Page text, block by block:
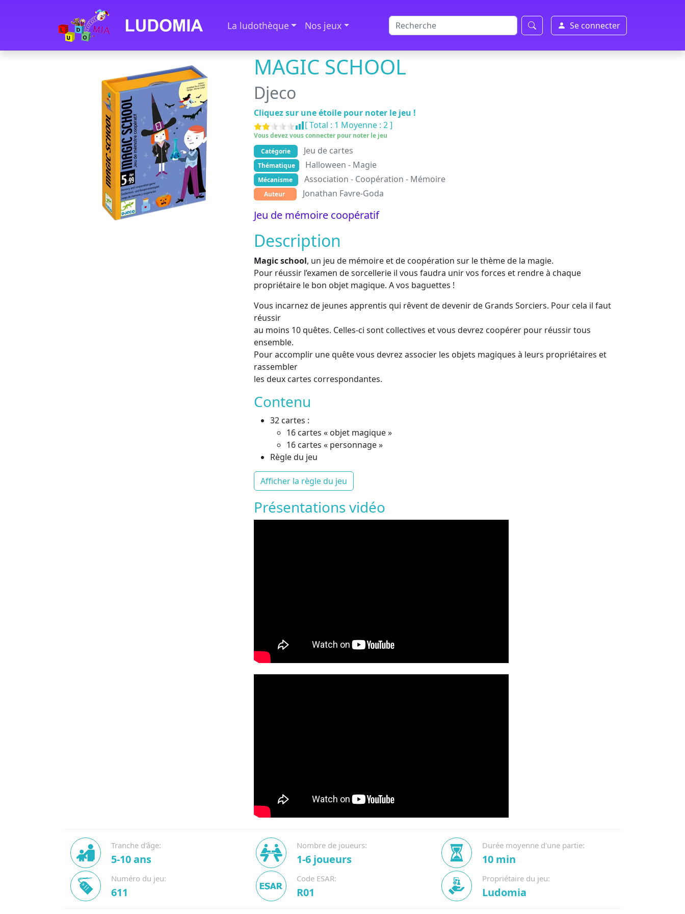
La ludothèque Nos jeux Se connecter
MAGIC SCHOOL
Djeco
Cliquez sur une étoile pour noter le jeu !
[ Total : 1 Moyenne : 2]
Vous devez vous connecter pour noter le jeu
Catégorie
Jeu de cartes
Thématique Halloween - Magie
Mécanisme Association - Coopération - Mémoire
Auteur Jonathan Favre-Goda
Jeu de mémoire coopératif
Description
Magic school, un jeu de mémoire et de coopération sur le thème de la magie.
Pour réussir l’examen de sorcellerie il vous faudra unir vos forces et rendre à chaque
propriétaire le bon objet magique. A vos baguettes !
Vous incarnez de jeunes apprentis qui rêvent de devenir de Grands Sorciers. Pour cela il faut
réussir
au moins 10 quêtes. Celles-ci sont collectives et vous devrez coopérer pour réussir tous
ensemble.
Pour accomplir une quête vous devrez associer les objets magiques à leurs propriétaires et
rassembler
les deux cartes correspondantes.
Contenu
32 cartes :
16 cartes « objet magique »
16 cartes « personnage »
Règle du jeu
Afficher la règle du jeu
Présentations vidéo
Tranche d'âge:
5-10 ans
Nombre de joueurs:
1-6 joueurs
Durée moyenne d'une partie:
10 min
Numéro du jeu:
611
Code ESAR:
R01
Propriétaire du jeu:
Ludomia